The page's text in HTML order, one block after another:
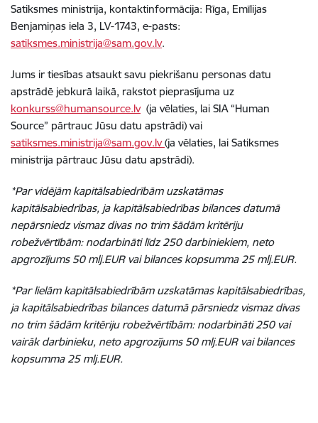
Satiksmes ministrija, kontaktinformācija: Rīga, Emīlijas
Benjamiņas iela 3, LV-1743, e-pasts:
satiksmes.ministrija@sam.gov.lv.
Jums ir tiesības atsaukt savu piekrišanu personas datu
apstrādē jebkurā laikā, rakstot pieprasījuma uz
konkurss@humansource.lv(ja vēlaties, lai SIA “Human
Source” pārtrauc Jūsu datu apstrādi) vai
satiksmes.ministrija@sam.gov.lv(ja vēlaties, lai Satiksmes
ministrija pārtrauc Jūsu datu apstrādi).
*Par vidējām kapitālsabiedrībām uzskatāmas
kapitālsabiedrības, ja kapitālsabiedrības bilances datumā
nepārsniedz vismaz divas no trim šādām kritēriju
robežvērtībām: nodarbināti līdz 250 darbiniekiem, neto
apgrozījums 50 mlj.EUR vai bilances kopsumma 25 mlj.EUR.
*Par lielām kapitālsabiedrībām uzskatāmas kapitālsabiedrības,
ja kapitālsabiedrības bilances datumā pārsniedz vismaz divas
no trim šādām kritēriju robežvērtībām: nodarbināti 250 vai
vairāk darbinieku, neto apgrozījums 50 mlj.EUR vai bilances
kopsumma 25 mlj.EUR.